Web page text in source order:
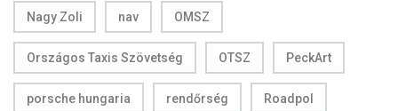
Nagy Zoli nav OMSZ
Országos Taxis Szövetség OTSZ PeckArt
porsche hungaria rendőrség Roadpol